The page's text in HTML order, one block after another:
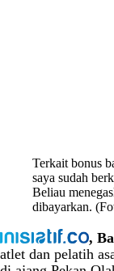
Terkait bonus
saya sudah
Beliau
dibayarkan.
,
atlet dan pelatih